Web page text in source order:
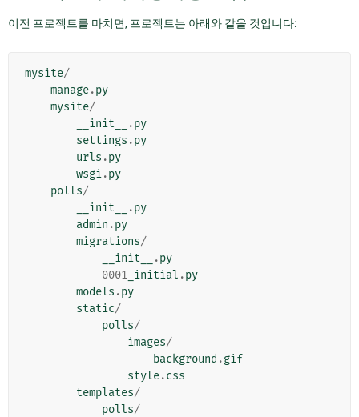
이전 프로젝트를 마치면, 프로젝트는 아래와 같을 것입니다:
mysite/
manage.py
mysite/
__init__
.py
settings .py
urls .py
wsgi.py
polls/
__init__
.py
admin .py
migrations/
__init__
.py
0001 _initial .py
models .py
static/
polls/
images/
background .gif
style.css
templates/
polls/